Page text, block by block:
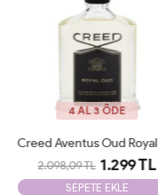
4 AL 3 ÖDE
2.098,87 TL 1.199 TL
SEPETE EKLE